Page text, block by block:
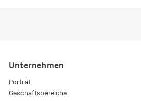
Unternehmen
Porträt
Geschäftsbereiche